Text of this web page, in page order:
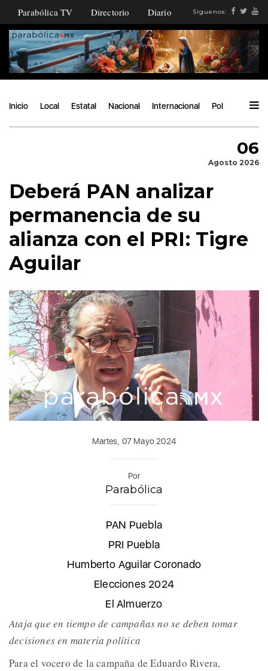
Parabólica TV Directorio Diario Síguenos:
Inicio Local Estatal Nacional Internacional Política
06
Agosto 2026
Deberá PAN analizar
permanencia de su
alianza con el PRI: Tigre
Aguilar
Martes, 07 Mayo 2024
Por
Parabólica
PAN Puebla
PRI Puebla
Humberto Aguilar Coronado
Elecciones 2024
El Almuerzo
Ataja que en tiempo de campañas no se deben tomar
decisiones en materia política
Para el vocero de la campaña de Eduardo Rivera,